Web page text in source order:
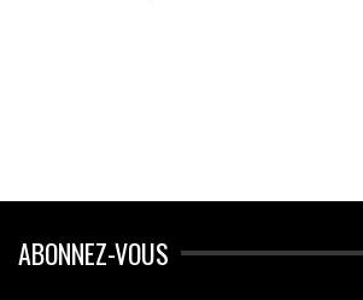
ABONNEZ-VOUS